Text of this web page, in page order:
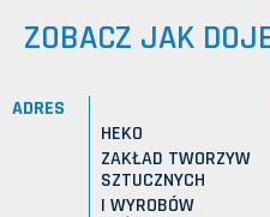
ZOBACZ JAK
ADRES
HEKO
ZAKŁAD TWORZYW
SZTUCZNYCH
I WYROBÓW